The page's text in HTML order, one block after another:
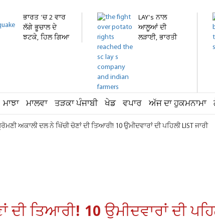
ਭਾਰਤ 'ਚ 2 ਵਾਰ
ਲੱਗੇ ਭੂਚਾਲ ਦੇ
ਝਟਕੇ, ਹਿਲ ਗਿਆ
LAY's ਨਾਲ
ਆਲੂਆਂ ਦੀ
ਲੜਾਈ, ਭਾਰਤੀ
ਮਾਝਾ ਮਾਲਵਾ ਤੜਕਾ ਪੰਜਾਬੀ ਖੇਡ ਵਪਾਰ ਅੱਜ ਦਾ ਹੁਕਮਨਾਮਾ
ਅਕਾਲੀ ਦਲ ਨੇ ਖਿੱਚੀ ਚੋਣਾਂ ਦੀ ਤਿਆਰੀ! 10 ਉਮੀਦਵਾਰਾਂ ਦੀ ਪਹਿਲੀ LIST ਜਾਰੀ
ਤਿਆਰੀ! 10 ਉਮੀਦਵਾਰਾਂ ਦੀ